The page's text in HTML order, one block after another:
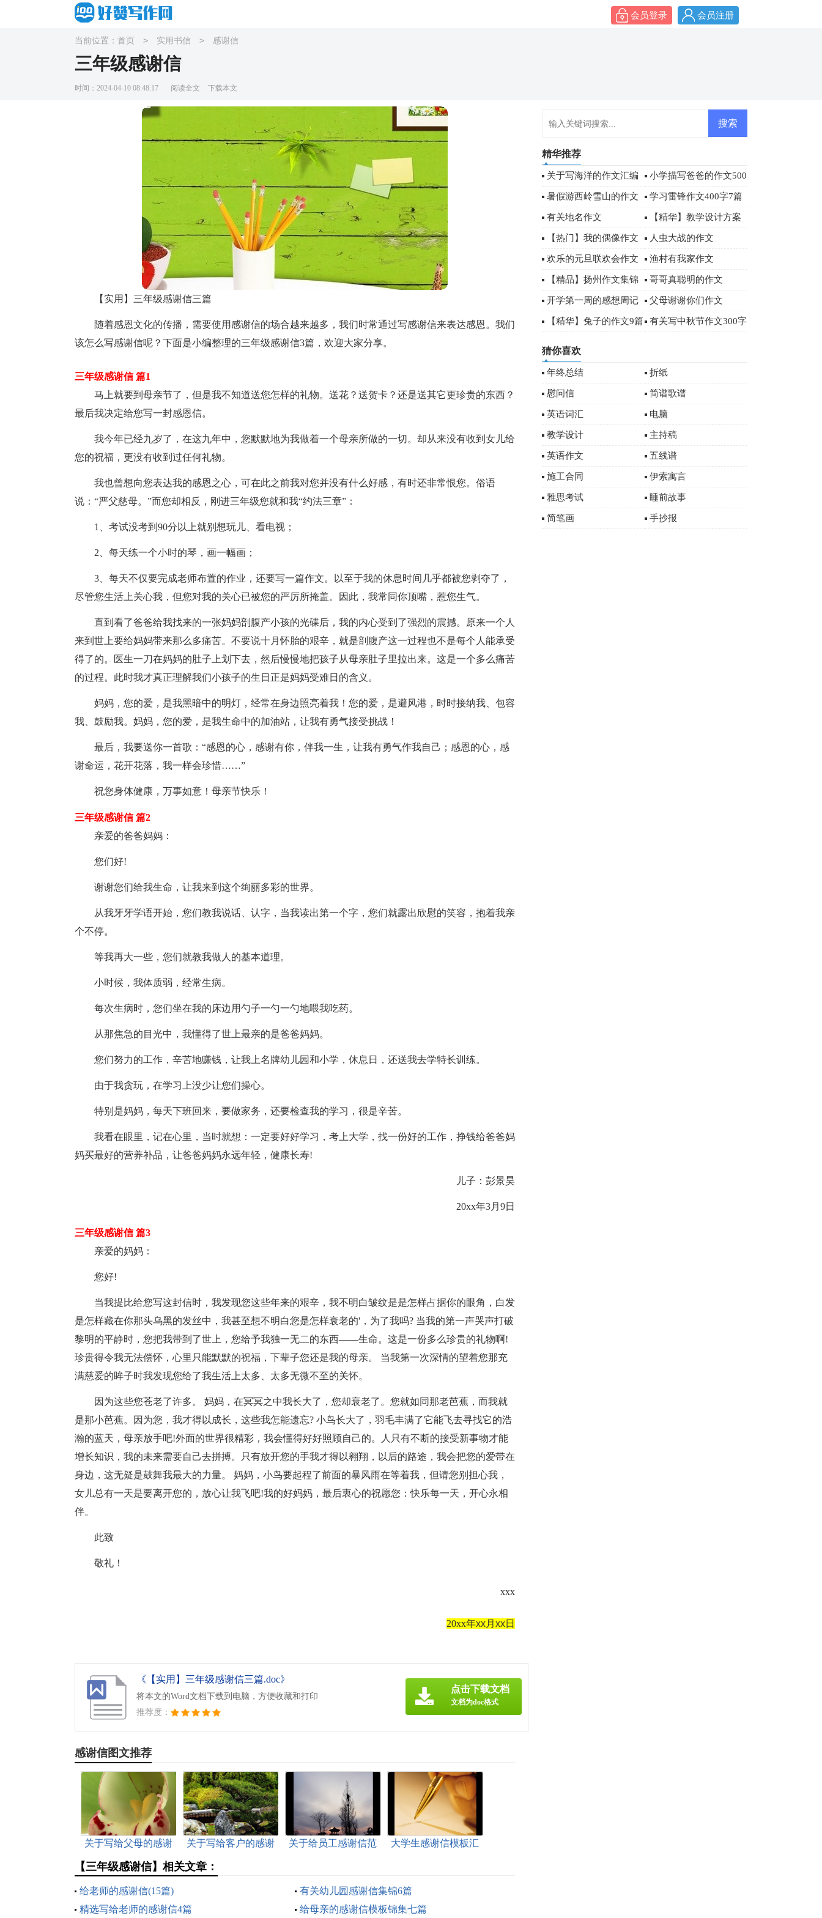
会员登录 会员注册
当前位置： 首页 > 实用书信 > 感谢信
三年级感谢信
时间：2024-04-10 08:48:17 阅读全文 下载本文
【实用】三年级感谢信三篇
随着感恩文化的传播，需要使用感谢信的场合越来越多，我们时常通过写感谢信来表达感恩。我们
该怎么写感谢信呢？下面是小编整理的三年级感谢信3篇，欢迎大家分享。
三年级感谢信 篇1
马上就要到母亲节了，但是我不知道送您怎样的礼物。送花？送贺卡？还是送其它更珍贵的东西？
最后我决定给您写一封感恩信。
我今年已经九岁了，在这九年中，您默默地为我做着一个母亲所做的一切。却从来没有收到女儿给
您的祝福，更没有收到过任何礼物。
我也曾想向您表达我的感恩之心，可在此之前我对您并没有什么好感，有时还非常恨您。俗语
说：“严父慈母。”而您却相反，刚进三年级您就和我“约法三章”：
1、考试没考到90分以上就别想玩儿、看电视；
2、每天练一个小时的琴，画一幅画；
3、每天不仅要完成老师布置的作业，还要写一篇作文。以至于我的休息时间几乎都被您剥夺了，
尽管您生活上关心我，但您对我的关心已被您的严厉所掩盖。因此，我常同你顶嘴，惹您生气。
直到看了爸爸给我找来的一张妈妈剖腹产小孩的光碟后，我的内心受到了强烈的震撼。原来一个人
来到世上要给妈妈带来那么多痛苦。不要说十月怀胎的艰辛，就是剖腹产这一过程也不是每个人能承受
得了的。医生一刀在妈妈的肚子上划下去，然后慢慢地把孩子从母亲肚子里拉出来。这是一个多么痛苦
的过程。此时我才真正理解我们小孩子的生日正是妈妈受难日的含义。
妈妈，您的爱，是我黑暗中的明灯，经常在身边照亮着我！您的爱，是避风港，时时接纳我、包容
我、鼓励我。妈妈，您的爱，是我生命中的加油站，让我有勇气接受挑战！
最后，我要送你一首歌：“感恩的心，感谢有你，伴我一生，让我有勇气作我自己；感恩的心，感
谢命运，花开花落，我一样会珍惜……”
祝您身体健康，万事如意！母亲节快乐！
三年级感谢信 篇2
亲爱的爸爸妈妈：
您们好!
谢谢您们给我生命，让我来到这个绚丽多彩的世界。
从我牙牙学语开始，您们教我说话、认字，当我读出第一个字，您们就露出欣慰的笑容，抱着我亲
个不停。
等我再大一些，您们就教我做人的基本道理。
小时候，我体质弱，经常生病。
每次生病时，您们坐在我的床边用勺子一勺一勺地喂我吃药。
从那焦急的目光中，我懂得了世上最亲的是爸爸妈妈。
您们努力的工作，辛苦地赚钱，让我上名牌幼儿园和小学，休息日，还送我去学特长训练。
由于我贪玩，在学习上没少让您们操心。
特别是妈妈，每天下班回来，要做家务，还要检查我的学习，很是辛苦。
我看在眼里，记在心里，当时就想：一定要好好学习，考上大学，找一份好的工作，挣钱给爸爸妈
妈买最好的营养补品，让爸爸妈妈永远年轻，健康长寿!
儿子：彭景昊
20xx年3月9日
三年级感谢信 篇3
亲爱的妈妈：
您好!
当我提比给您写这封信时，我发现您这些年来的艰辛，我不明白皱纹是是怎样占据你的眼角，白发
是怎样藏在你那头乌黑的发丝中，我甚至想不明白您是怎样衰老的'，为了我吗? 当我的第一声哭声打破
黎明的平静时，您把我带到了世上，您给予我独一无二的东西——生命。这是一份多么珍贵的礼物啊!
珍贵得令我无法偿怀，心里只能默默的祝福，下辈子您还是我的母亲。 当我第一次深情的望着您那充
满慈爱的眸子时我发现您给了我生活上太多、太多无微不至的关怀。
因为这些您苍老了许多。 妈妈，在冥冥之中我长大了，您却衰老了。您就如同那老芭蕉，而我就
是那小芭蕉。因为您，我才得以成长，这些我怎能遗忘? 小鸟长大了，羽毛丰满了它能飞去寻找它的浩
瀚的蓝天，母亲放手吧!外面的世界很精彩，我会懂得好好照顾自己的。人只有不断的接受新事物才能
增长知识，我的未来需要自己去拼搏。只有放开您的手我才得以翱翔，以后的路途，我会把您的爱带在
身边，这无疑是鼓舞我最大的力量。 妈妈，小鸟要起程了前面的暴风雨在等着我，但请您别担心我，
女儿总有一天是要离开您的，放心让我飞吧!我的好妈妈，最后衷心的祝愿您：快乐每一天，开心永相
伴。
此致
敬礼！
xxx
20xx年xx月 xx日
《【实用】三年级感谢信三篇.doc》
将本文的Word文档下载到电脑，方便收藏和打印
推荐度：
点击下载文档
文档为doc格式
感谢信图文推荐
关于写给父母的感谢
关于写给客户的感谢
关于给员工感谢信范
大学生感谢信模板汇
【三年级感谢信】相关文章：
给老师的感谢信(15篇)
有关幼儿园感谢信集锦6篇
精选写给老师的感谢信4篇
给母亲的感谢信模板锦集七篇
精华推荐
关于写海洋的作文汇编
八篇
小学描写爸爸的作文500
字四篇
暑假游西岭雪山的作文 学习雷锋作文400字7篇
有关地名作文 【精华】教学设计方案
模板汇总七篇
【热门】我的偶像作文
500字4篇
人虫大战的作文
欢乐的元旦联欢会作文
500字
渔村有我家作文
【精品】扬州作文集锦
八篇
哥哥真聪明的作文
开学第一周的感想周记
600字
父母谢谢你们作文
【精华】兔子的作文9篇 有关写中秋节作文300字
猜你喜欢
年终总结 折纸
慰问信 简谱歌谱
英语词汇 电脑
教学设计 主持稿
英语作文 五线谱
施工合同 伊索寓言
雅思考试 睡前故事
简笔画 手抄报